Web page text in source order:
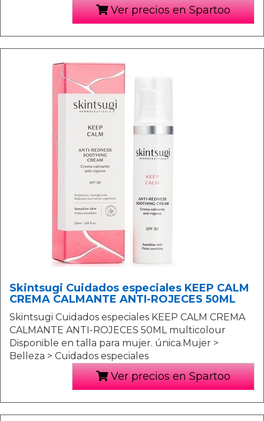
Ver precios en Spartoo
Skintsugi Cuidados especiales KEEP CALM
CREMA CALMANTE ANTI-ROJECES 50ML
Skintsugi Cuidados especiales KEEP CALM CREMA
CALMANTE ANTI-ROJECES 50ML multicolour
Disponible en talla para mujer. única.Mujer >
Belleza > Cuidados especiales
Ver precios en Spartoo